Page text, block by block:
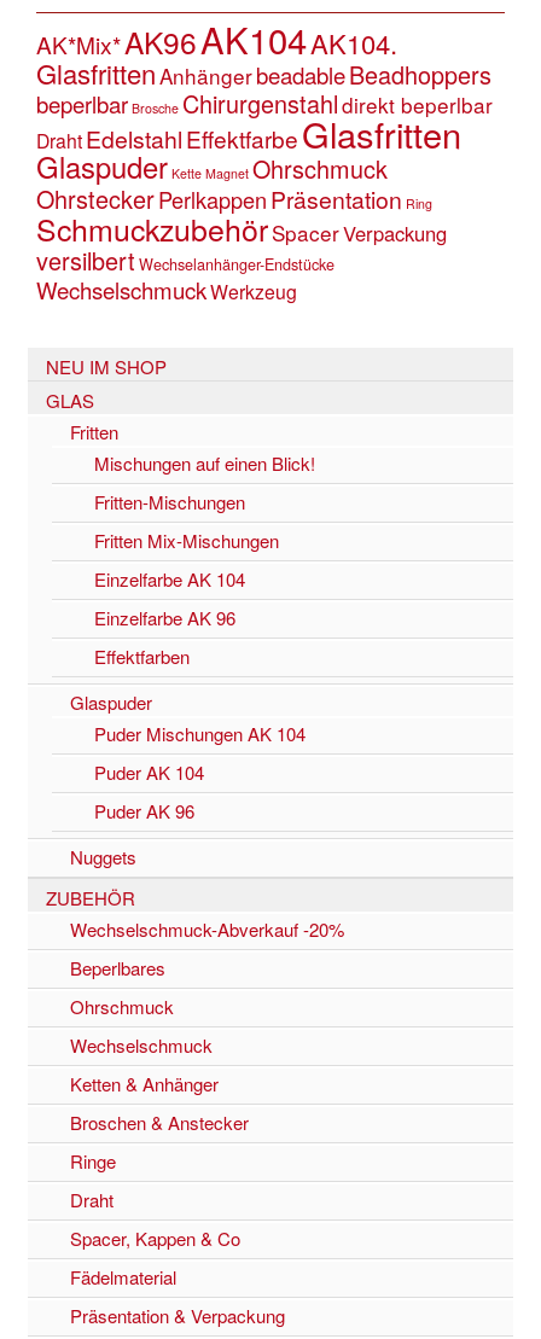
AK*Mix*AK96AK104AK104.
GlasfrittenAnhängerbeadableBeadhoppers
beperlbar Brosche Chirurgenstahldirekt beperlbar
DrahtEdelstahlEffektfarbeGlasfritten
Glaspuder Kette Magnet Ohrschmuck
OhrsteckerPerlkappenPräsentation Ring
SchmuckzubehörSpacerVerpackung
versilbert Wechselanhänger-Endstücke
WechselschmuckWerkzeug
NEU IM SHOP
GLAS
Fritten
Mischungen auf einen Blick!
Fritten-Mischungen
Fritten Mix-Mischungen
Einzelfarbe AK 104
Einzelfarbe AK 96
Effektfarben
Glaspuder
Puder Mischungen AK 104
Puder AK 104
Puder AK 96
Nuggets
ZUBEHÖR
Wechselschmuck-Abverkauf -20%
Beperlbares
Ohrschmuck
Wechselschmuck
Ketten & Anhänger
Broschen & Anstecker
Ringe
Draht
Spacer, Kappen & Co
Fädelmaterial
Präsentation & Verpackung